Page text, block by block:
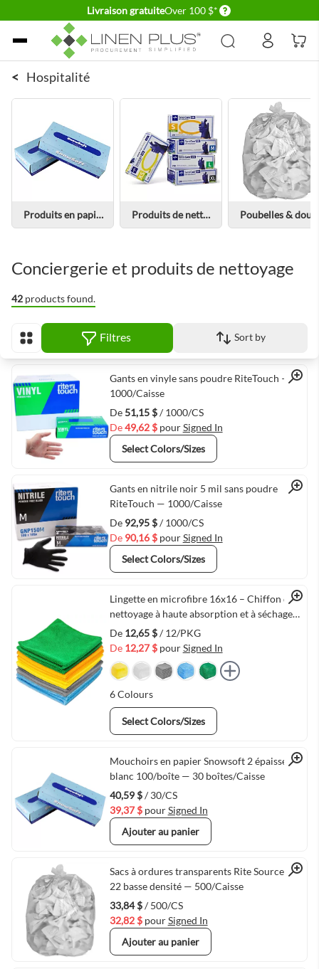
Livraison gratuiteOver 100 $* Delivery conditions
Allez au contenu
< Hospitalité
Produits en papier Produits de nettoyage
Conciergerie et produits de nettoyage
42 products found.
Afficher en Filtres Sort by
Quick View
Gants en vinyle sans poudre RiteTouch —
1000/Caisse
De51,15 $/ 1000/CS
De49,62 $ pourSigned In
Select Colors/Sizes
Quick View
Gants en nitrile noir 5 mil sans poudre
RiteTouch — 1000/Caisse
De 92,95 $/ 1000/CS
De 90,16 $ pourSigned In
Select Colors/Sizes
Quick View
Lingette en microfibre 16x16 – Chiffon de
nettoyage à haute absorption et à séchage
rapide
De 12,65 $/ 12/PKG
De 12,27 $ pourSigned In
6Colours
Select Colors/Sizes
Quick View
Mouchoirs en papier Snowsoft 2 épaisseurs
blanc 100/boîte — 30 boîtes/Caisse
40,59 $/ 30/CS
39,37 $ pourSigned In
Ajouter au panier
Quick View
Sacs à ordures transparents Rite Source 20 x
22 basse densité — 500/Caisse
33,84 $/ 500/CS
32,82 $ pourSigned In
Ajouter au panier